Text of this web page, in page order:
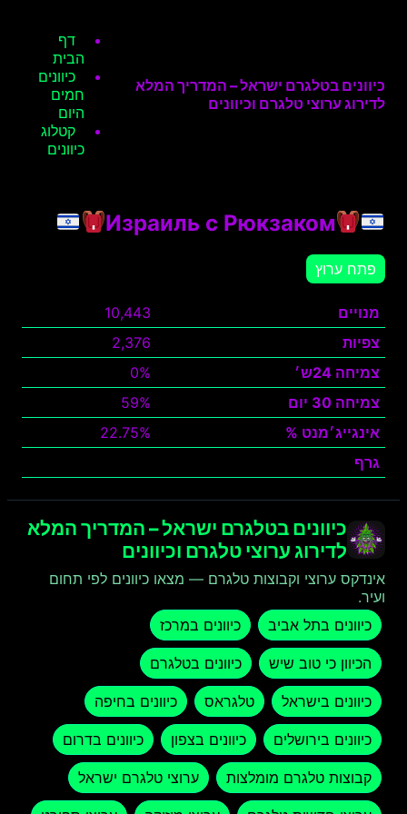
כיוונים בטלגרם ישראל – המדריך המלא
לדירוג ערוצי טלגרם וכיוונים
דף
הבית
כיוונים
חמים
היום
קטלוג
כיוונים
Израиль с Рюкзаком
פתח ערוץ
מנויים
10,443
צפיות
2,376
צמיחה 24ש׳
0%
צמיחה 30 יום
59%
אינגייג׳מנט %
22.75%
גרף
כיוונים בטלגרם ישראל – המדריך המלא
לדירוג ערוצי טלגרם וכיוונים
אינדקס ערוצי וקבוצות טלגרם — מצאו כיוונים לפי תחום
ועיר.
כיוונים בתל אביב
כיוונים במרכז
הכיוון כי טוב שיש כיוונים בטלגרם
כיוונים בישראל טלגראס כיוונים בחיפה
כיוונים בירושלים כיוונים בצפון כיוונים בדרום
קבוצות טלגרם מומלצות ערוצי טלגרם ישראל